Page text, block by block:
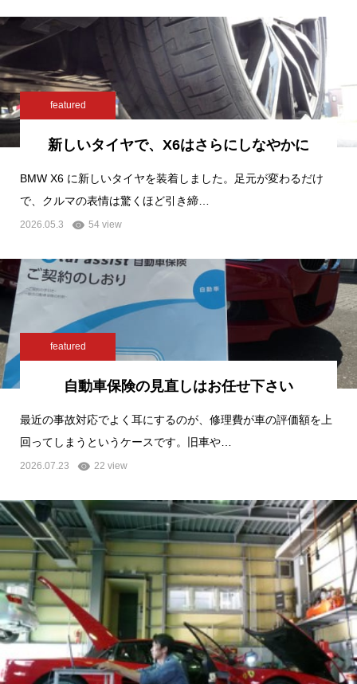
featured
新しいタイヤで、X6はさらにしなやかに
BMW X6 に新しいタイヤを装着しました。足元が変わるだけ
で、クルマの表情は驚くほど引き締…
2026.05.3 54 view
featured
自動車保険の見直しはお任せ下さい
最近の事故対応でよく耳にするのが、修理費が車の評価額を上
回ってしまうというケースです。旧車や…
2026.07.23 22 view